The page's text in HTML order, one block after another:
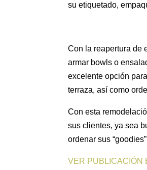
su etiquetado,
Con la reapertura de
armar bowls o
excelente opción
terraza, así como
Con esta
sus clientes, ya sea
ordenar sus
VER PUBLICACIÓN